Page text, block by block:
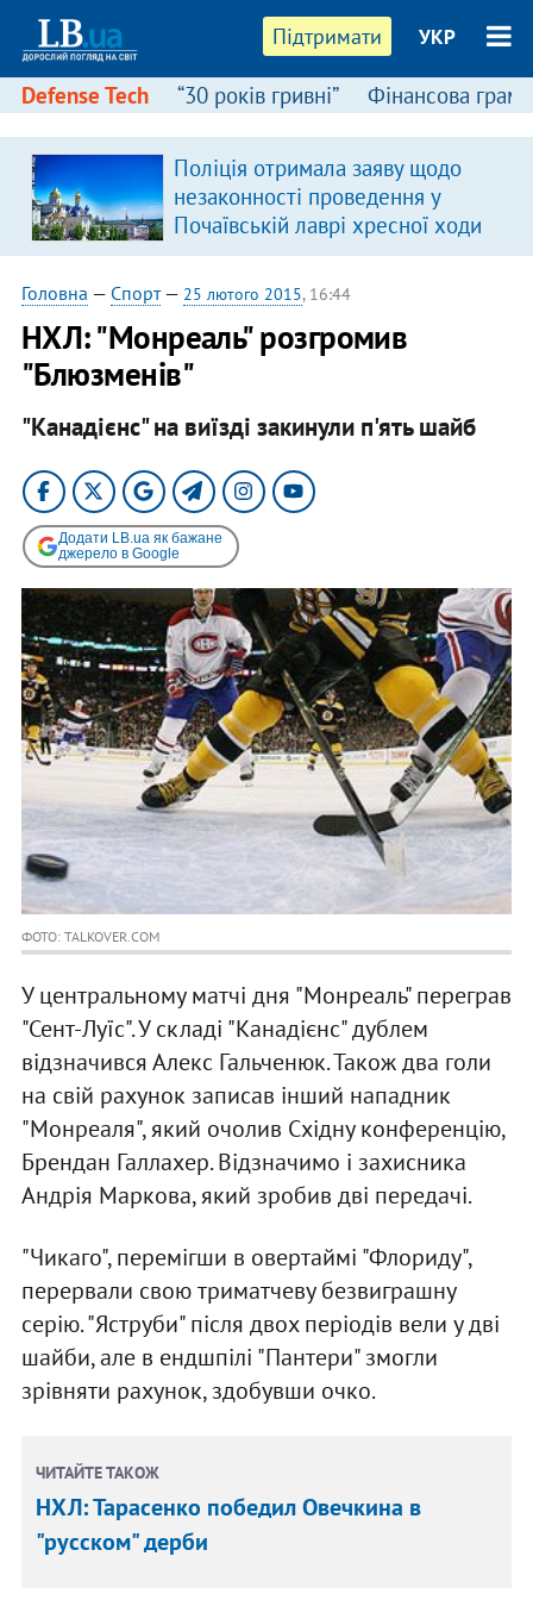
Підтримати УКР
Defense Tech “30 років гривні” Фінансова
Поліція отримала заяву щодо
незаконності проведення у
Почаївській лаврі хресної ходи
Головна — Спорт— 25 лютого 2015, 16:44
НХЛ: "Монреаль" розгромив
"Блюзменів"
"Канадієнс" на виїзді закинули п'ять шайб
Додати LB.ua як бажане
джерело в Google
ФОТО: TALKOVER.COM
У центральному матчі дня "Монреаль" переграв
"Сент-Луїс". У складі "Канадієнс" дублем
відзначився Алекс Гальченюк. Також два голи
на свій рахунок записав інший нападник
"Монреаля", який очолив Східну конференцію,
Брендан Галлахер. Відзначимо і захисника
Андрія Маркова, який зробив дві передачі.
"Чикаго", перемігши в овертаймі "Флориду",
перервали свою триматчеву безвиграшну
серію. "Яструби" після двох періодів вели у дві
шайби, але в ендшпілі "Пантери" змогли
зрівняти рахунок, здобувши очко.
ЧИТАЙТЕ ТАКОЖ
НХЛ: Тарасенко победил Овечкина в
"русском" дерби